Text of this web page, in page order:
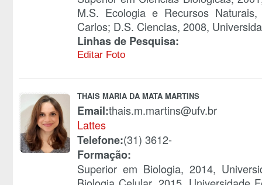
M.S. Ecologia e Recursos
Carlos; D.S. Ciencias, 2008,
Linhas de Pesquisa:
Editar Foto
THAIS MARIA DA MATA MARTINS
Email:thais.m.martins@ufv.br
Lattes
Telefone:(31) 3612-
Formação:
Superior em Biologia, 2014,